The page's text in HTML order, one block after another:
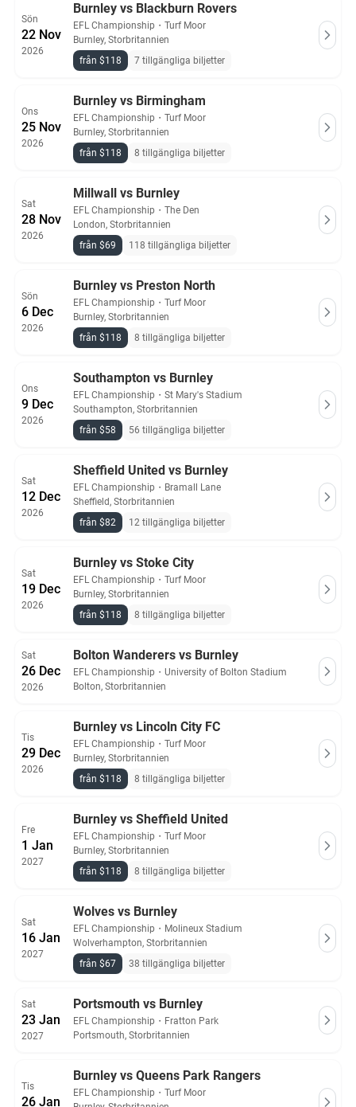
Sön
22 Nov
2026
Burnley vs Blackburn Rovers
EFL Championship ・ Turf Moor
Burnley, Storbritannien
från $118
7 tillgängliga biljetter
Ons
25 Nov
2026
Burnley vs Birmingham
EFL Championship ・ Turf Moor
Burnley, Storbritannien
från $118
8 tillgängliga biljetter
Sat
28 Nov
2026
Millwall vs Burnley
EFL Championship ・ The Den
London, Storbritannien
från $69
118 tillgängliga biljetter
Sön
6 Dec
2026
Burnley vs Preston North
EFL Championship ・ Turf Moor
Burnley, Storbritannien
från $118
8 tillgängliga biljetter
Ons
9 Dec
2026
Southampton vs Burnley
EFL Championship ・ St Mary's Stadium
Southampton, Storbritannien
från $58
56 tillgängliga biljetter
Sat
12 Dec
2026
Sheffield United vs Burnley
EFL Championship ・ Bramall Lane
Sheffield, Storbritannien
från $82
12 tillgängliga biljetter
Sat
19 Dec
2026
Burnley vs Stoke City
EFL Championship ・ Turf Moor
Burnley, Storbritannien
från $118
8 tillgängliga biljetter
Sat
26 Dec
2026
Bolton Wanderers vs Burnley
EFL Championship ・ University of Bolton Stadium
Bolton, Storbritannien
Tis
29 Dec
2026
Burnley vs Lincoln City FC
EFL Championship ・ Turf Moor
Burnley, Storbritannien
från $118
8 tillgängliga biljetter
Fre
1 Jan
2027
Burnley vs Sheffield United
EFL Championship ・ Turf Moor
Burnley, Storbritannien
från $118
8 tillgängliga biljetter
Sat
16 Jan
2027
Wolves vs Burnley
EFL Championship ・ Molineux Stadium
Wolverhampton, Storbritannien
från $67
38 tillgängliga biljetter
Sat
23 Jan
2027
Portsmouth vs Burnley
EFL Championship ・ Fratton Park
Portsmouth, Storbritannien
Tis
26 Jan
Burnley vs Queens Park Rangers
EFL Championship ・ Turf Moor